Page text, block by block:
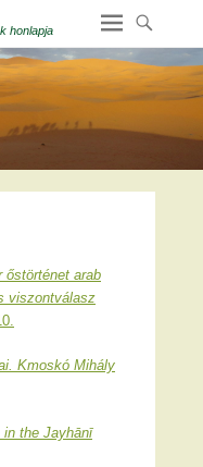
honlapja
őstörténet arab
viszontválasz
Kmoskó Mihály
in the Jayhānī